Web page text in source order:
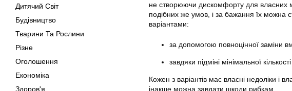
Дитячий Світ
Будівництво
Тварини Та Рослини
Різне
Оголошення
Економіка
Здоров'я
не створюючи дискомфорту для власних
подібних же умов, і за бажання їх можна
варіантами:
за допомогою повноцінної заміни
завдяки підміні мінімальної
Кожен з варіантів має власні недоліки і
інакше можна завдати шкоди рибкам.